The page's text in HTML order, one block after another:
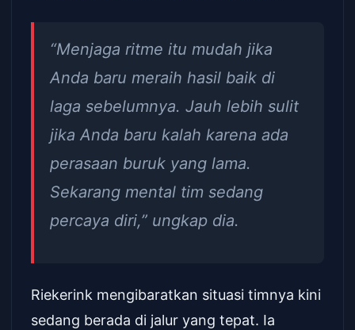
“Menjaga ritme itu mudah jika
Anda baru meraih hasil baik di
laga sebelumnya. Jauh lebih sulit
jika Anda baru kalah karena ada
perasaan buruk yang lama.
Sekarang mental tim sedang
percaya diri,” ungkap dia.
Riekerink mengibaratkan situasi timnya kini
sedang berada di jalur yang tepat. Ia